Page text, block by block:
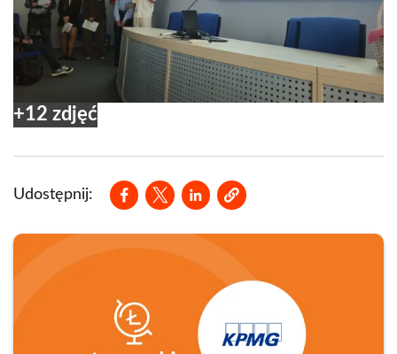
+12 zdjęć
Udostępnij:
Opens in a new window
Opens in a new window
Opens in a new window